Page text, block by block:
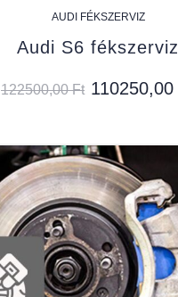
AUDI FÉKSZERVIZ
Audi S6 fékszerviz
122500,00Ft 110250,00